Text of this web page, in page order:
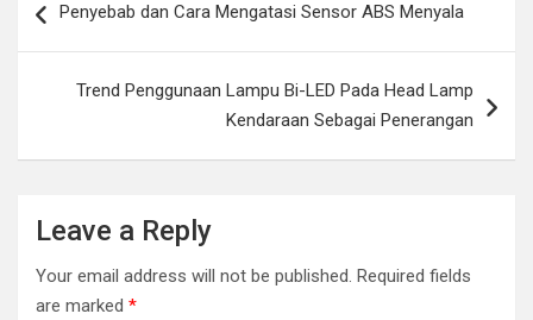
navigation
Penyebab dan Cara Mengatasi Sensor ABS Menyala
Trend Penggunaan Lampu Bi-LED Pada Head Lamp
Kendaraan Sebagai Penerangan
Leave a Reply
Your email address will not be published. Required fields
are marked *